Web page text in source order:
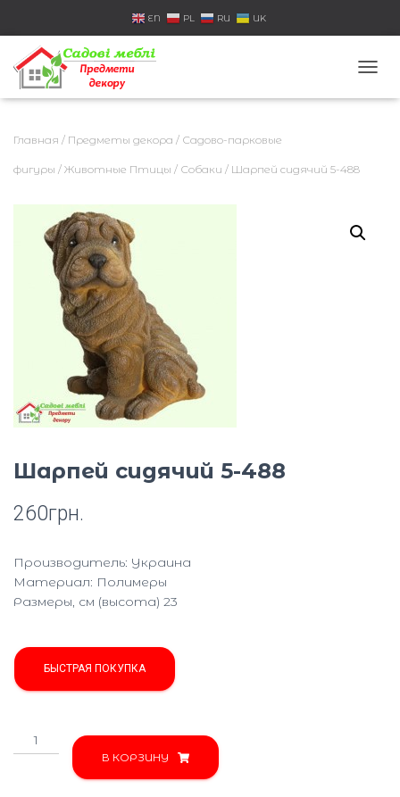
EN PL RU UK
Е
Главная / Предметы декора / Садово-парковые
фигуры / Животные Птицы / Собаки / Шарпей сидячий 5-488
Шарпей сидячий 5-488
260грн.
Производитель: Украина
Материал: Полимеры
Размеры, см (высота) 23
БЫСТРАЯ ПОКУПКА
Количество
товара
В КОРЗИНУ